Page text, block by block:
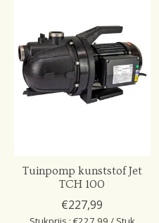
Tuinpomp kunststof Jet
TCH 100
€227,99